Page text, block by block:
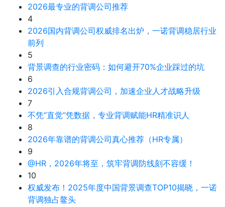
2026最专业的背调公司推荐
4
2026国内背调公司权威排名出炉，一诺背调稳居行业
前列
5
背景调查的行业密码：如何避开70%企业踩过的坑
6
2026引入合规背调公司，加速企业人才战略升级
7
不凭“直觉”凭数据，专业背调赋能HR精准识人
8
2026年靠谱的背调公司真心推荐（HR专属）
9
@HR，2026年将至，筑牢背调防线刻不容缓！
10
权威发布！2025年度中国背景调查TOP10揭晓，一诺
背调独占鳌头